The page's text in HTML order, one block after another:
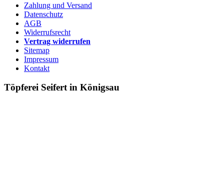
Zahlung und Versand
Datenschutz
AGB
Widerrufsrecht
Vertrag widerrufen
Sitemap
Impressum
Kontakt
Töpferei Seifert in Königsau